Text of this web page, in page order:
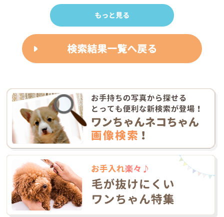
もっと見る
検索結果一覧へ戻る